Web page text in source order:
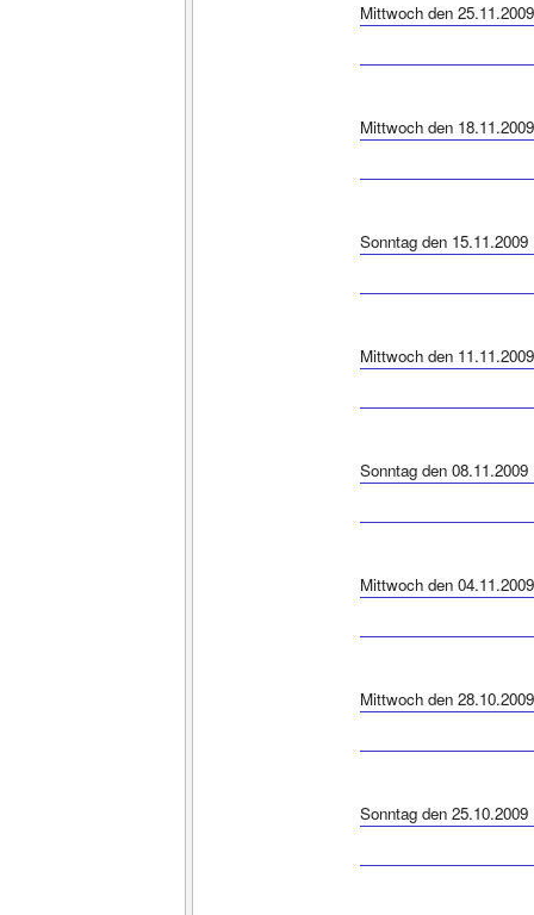
Mittwoch den 25.11.2009
Mittwoch den 18.11.2009
Sonntag den 15.11.2009
Mittwoch den 11.11.2009
Sonntag den 08.11.2009
Mittwoch den 04.11.2009
Mittwoch den 28.10.2009
Sonntag den 25.10.2009